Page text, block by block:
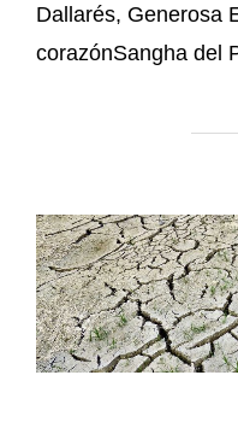
Dallarés, Generosa
corazónSangha del